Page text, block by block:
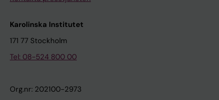
Karolinska Institutet
171 77 Stockholm
Tel: 08-524 800 00
Org.nr: 202100-2973